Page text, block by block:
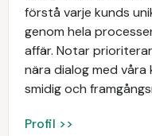
förstå varje kunds
genom hela
affär. Notar
nära dialog med
smidig och
Profil >>